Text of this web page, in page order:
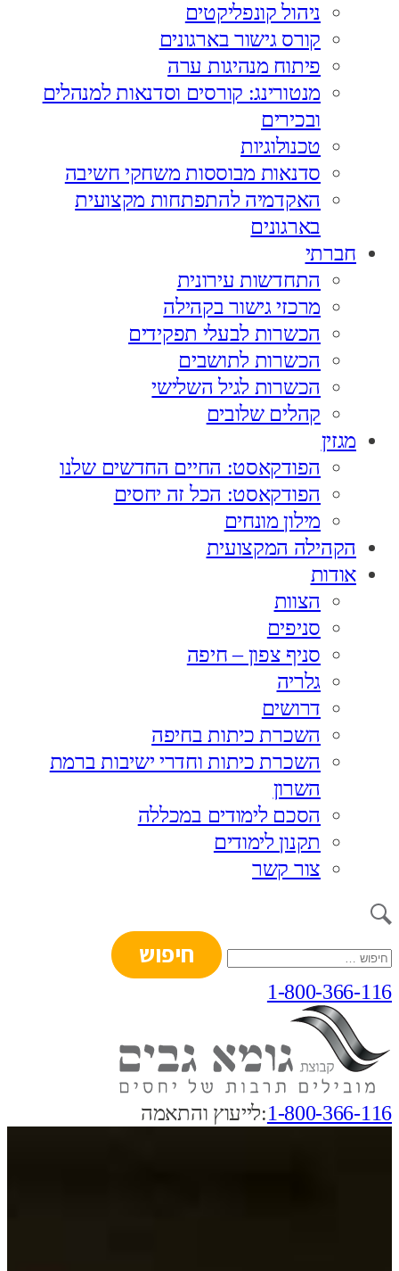
ניהול קונפליקטים
קורס גישור בארגונים
פיתוח מנהיגות ערה
מנטורינג: קורסים וסדנאות למנהלים
ובכירים
טכנולוגיות
סדנאות מבוססות משחקי חשיבה
האקדמיה להתפתחות מקצועית
בארגונים
חברתי
התחדשות עירונית
מרכזי גישור בקהילה
הכשרות לבעלי תפקידים
הכשרות לתושבים
הכשרות לגיל השלישי
קהלים שלובים
מגזין
הפודקאסט: החיים החדשים שלנו
הפודקאסט: הכל זה יחסים
מילון מונחים
הקהילה המקצועית
אודות
הצוות
סניפים
סניף צפון – חיפה
גלריה
דרושים
השכרת כיתות בחיפה
השכרת כיתות וחדרי ישיבות ברמת
השרון
הסכם לימודים במכללה
תקנון לימודים
צור קשר
חיפוש:
1-800-366-116
1-800-366-116:לייעוץ והתאמה